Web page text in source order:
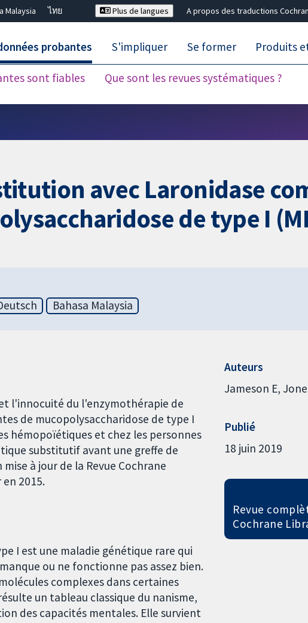
Malaysia
ไทย
Plus de langues A propos des traductions
probantes
sont fiables Que sont les revues systématiques ?
S'impliquer Se former Produits
avec Laronidase
de type I
Bahasa Malaysia
l'innocuité du l'enzymothérapie de
de mucopolysaccharidose de type I
hémopoïétiques et chez les personnes
substitutif avant une greffe de
à jour de la Revue Cochrane
2015.
I est une maladie génétique rare qui
ou ne fonctionne pas assez bien.
complexes dans certaines
un tableau classique du nanisme,
des capacités mentales. Elle survient
Auteurs
Jameson E
Publié
18 juin 2019
Revue
Cochrane